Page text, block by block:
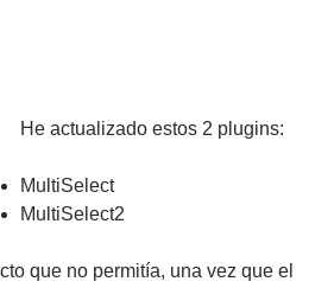
He actualizado estos 2 plugins:
MultiSelect
MultiSelect2
que no permitía, una vez que el